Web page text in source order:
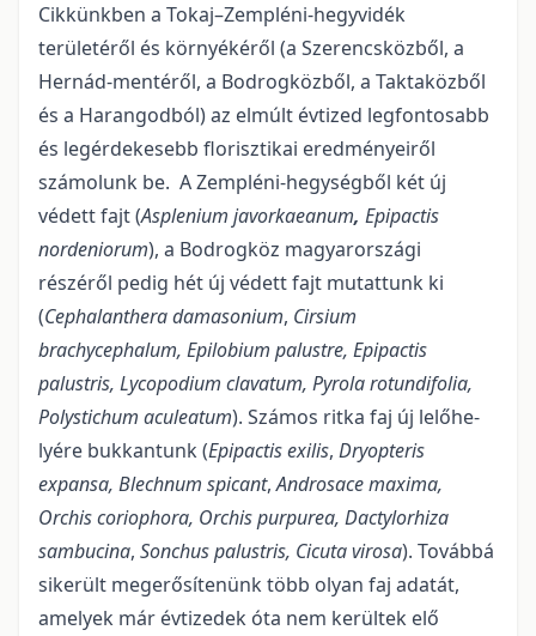
Cikkünkben a Tokaj–Zempléni-hegyvidék
területéről és környékéről (a Szerencsközből, a
Hernád-mentéről, a Bodrogközből, a Taktaközből
és a Harangodból) az elmúlt évtized legfontosabb
és legérdekesebb florisztikai eredményeiről
számolunk be. A Zempléni-hegységből két új
védett fajt (As­plenium javorkaeanum, Epipactis
nordeniorum), a Bodrogköz magyarországi
részéről pedig hét új védett fajt mutattunk ki
(Cephalanthera damasonium, Cirsium
brachycephalum, Epilobium palustre, Epipactis
palustris, Lycopodium clavatum, Pyrola rotundifolia,
Polystichum aculeatum). Számos ritka faj új lelőhe­
lyére bukkantunk (Epipactis exilis, Dryopteris
expansa, Blechnum spicant,Androsace maxima,
Orchis cori­ophora, Orchis purpurea, Dactylorhiza
sambucina, Sonchus palustris, Cicuta virosa). Továbbá
sikerült megerősítenünk több olyan faj adatát,
amelyek már évtizedek óta nem kerültek elő